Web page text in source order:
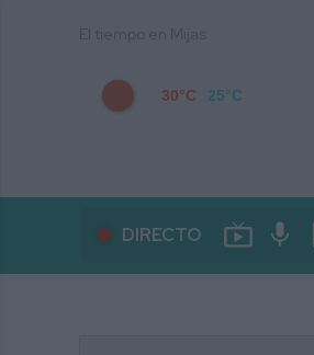
30°C 25°C
DIRECTO live_tv mic